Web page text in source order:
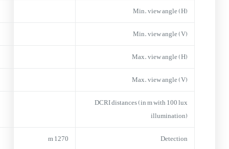
Min. view angle (H)
Min. view angle (V)
Max. view angle (H)
Max. view angle (V)
DCRI distances (in m with 100 lux
illumination)
Detection
1270 m